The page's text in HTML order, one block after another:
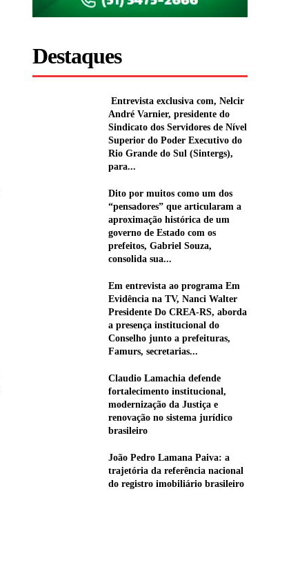
Destaques
Entrevista exclusiva com, Nelcir
André Varnier, presidente do
Sindicato dos Servidores de Nível
Superior do Poder Executivo do
Rio Grande do Sul (Sintergs),
para...
Dito por muitos como um dos
“pensadores” que articularam a
aproximação histórica de um
governo de Estado com os
prefeitos, Gabriel Souza,
consolida sua...
Em entrevista ao programa Em
Evidência na TV, Nanci Walter
Presidente Do CREA-RS, aborda
a presença institucional do
Conselho junto a prefeituras,
Famurs, secretarias...
Claudio Lamachia defende
fortalecimento institucional,
modernização da Justiça e
renovação no sistema jurídico
brasileiro
João Pedro Lamana Paiva: a
trajetória da referência nacional
do registro imobiliário brasileiro